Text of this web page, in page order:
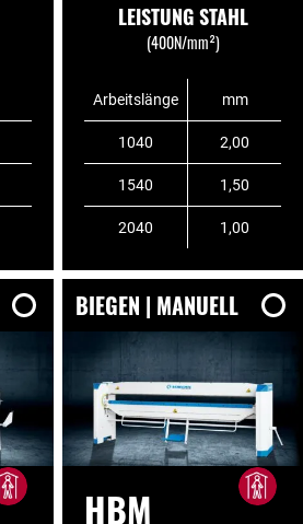
LEISTUNG STAHL
(400N/mm²)
Arbeitslänge mm
1040 2,00
1540 1,50
2040 1,00
BIEGEN | MANUELL
HBM